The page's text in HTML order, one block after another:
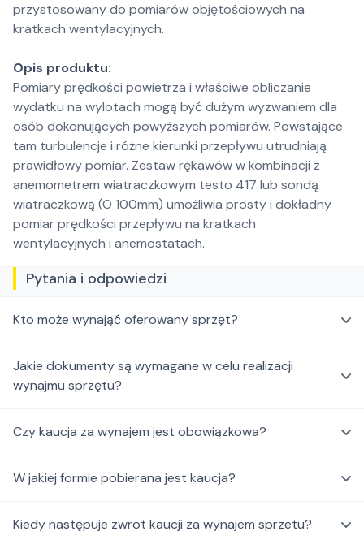
przystosowany do pomiarów objętościowych na
kratkach wentylacyjnych.
Opis produktu:
Pomiary prędkości powietrza i właściwe obliczanie
wydatku na wylotach mogą być dużym wyzwaniem dla
osób dokonujących powyższych pomiarów. Powstające
tam turbulencje i różne kierunki przepływu utrudniają
prawidłowy pomiar. Zestaw rękawów w kombinacji z
anemometrem wiatraczkowym testo 417 lub sondą
wiatraczkową (O 100mm) umożliwia prosty i dokładny
pomiar prędkości przepływu na kratkach
wentylacyjnych i anemostatach.
Pytania i odpowiedzi
Kto może wynająć oferowany sprzęt?
Jakie dokumenty są wymagane w celu realizacji
wynajmu sprzętu?
Czy kaucja za wynajem jest obowiązkowa?
W jakiej formie pobierana jest kaucja?
Kiedy następuje zwrot kaucji za wynajem sprzetu?